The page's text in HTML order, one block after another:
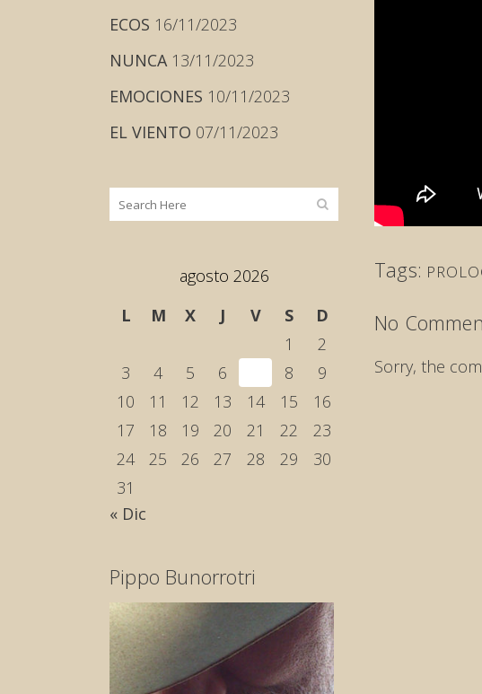
ECOS 16/11/2023
NUNCA 13/11/2023
EMOCIONES 10/11/2023
EL VIENTO 07/11/2023
agosto 2026
L
M X J V S
D
1
2
3
4 5 6 8
9
10
11 12 13 14 15
16
17
18 19 20 21 22
23
24
25 26 27 28 29
30
31
« Dic
Pippo Bunorrotri
Tags:
No
Sorry, the